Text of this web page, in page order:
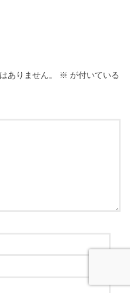
ありません。 ※ が付いている